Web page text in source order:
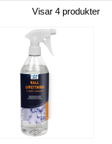
Visar 4 produkter